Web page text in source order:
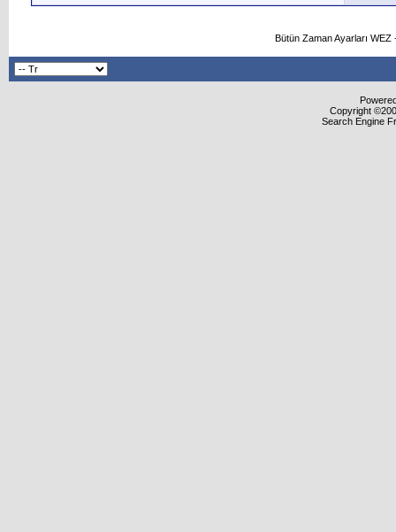
Bütün Zaman Ayarları
Copyright
Search Engine